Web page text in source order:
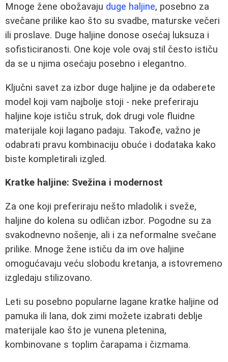
Mnoge žene obožavaju duge haljine, posebno za
svečane prilike kao što su svadbe, maturske večeri
ili proslave. Duge haljine donose osećaj luksuza i
sofisticiranosti. One koje vole ovaj stil često ističu
da se u njima osećaju posebno i elegantno.
Ključni savet za izbor duge haljine je da odaberete
model koji vam najbolje stoji - neke preferiraju
haljine koje ističu struk, dok drugi vole fluidne
materijale koji lagano padaju. Takođe, važno je
odabrati pravu kombinaciju obuće i dodataka kako
biste kompletirali izgled.
Kratke haljine: Svežina i modernost
Za one koji preferiraju nešto mladolik i sveže,
haljine do kolena su odličan izbor. Pogodne su za
svakodnevno nošenje, ali i za neformalne svečane
prilike. Mnoge žene ističu da im ove haljine
omogućavaju veću slobodu kretanja, a istovremeno
izgledaju stilizovano.
Leti su posebno popularne lagane kratke haljine od
pamuka ili lana, dok zimi možete izabrati deblje
materijale kao što je vunena pletenina,
kombinovane s toplim čarapama i čizmama.